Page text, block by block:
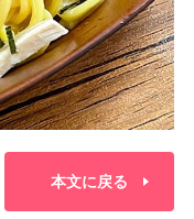
本文に戻る